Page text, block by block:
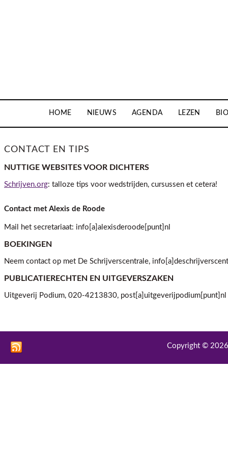
HOME NIEUWS AGENDA LEZEN
CONTACT EN TIPS
NUTTIGE WEBSITES VOOR DICHTERS
Schrijven.org: talloze tips voor wedstrijden, cursussen et cetera!
Contact met Alexis de Roode
Mail het secretariaat: info[a]alexisderoode[punt]nl
BOEKINGEN
Neem contact op met De Schrijverscentrale,
PUBLICATIERECHTEN EN UITGEVERSZAKEN
Uitgeverij Podium, 020-4213830, post[a]uitgeverijpodium[punt]nl
Copyright © 2026